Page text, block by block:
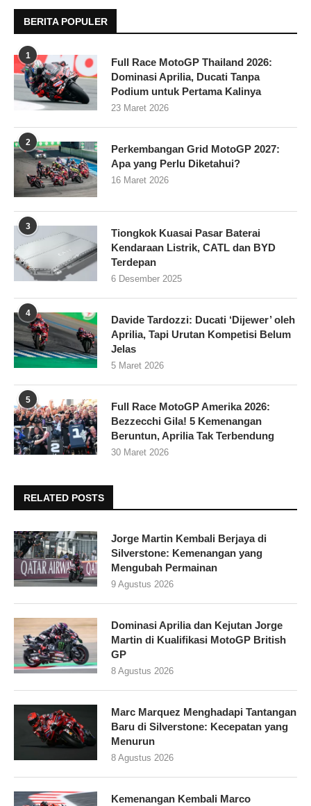
BERITA POPULER
1
Full Race MotoGP Thailand 2026:
Dominasi Aprilia, Ducati Tanpa
Podium untuk Pertama Kalinya
23 Maret 2026
2
Perkembangan Grid MotoGP 2027:
Apa yang Perlu Diketahui?
16 Maret 2026
3
Tiongkok Kuasai Pasar Baterai
Kendaraan Listrik, CATL dan BYD
Terdepan
6 Desember 2025
4
Davide Tardozzi: Ducati ‘Dijewer’ oleh
Aprilia, Tapi Urutan Kompetisi Belum
Jelas
5 Maret 2026
5
Full Race MotoGP Amerika 2026:
Bezzecchi Gila! 5 Kemenangan
Beruntun, Aprilia Tak Terbendung
30 Maret 2026
RELATED POSTS
Jorge Martin Kembali Berjaya di
Silverstone: Kemenangan yang
Mengubah Permainan
9 Agustus 2026
Dominasi Aprilia dan Kejutan Jorge
Martin di Kualifikasi MotoGP British
GP
8 Agustus 2026
Marc Marquez Menghadapi Tantangan
Baru di Silverstone: Kecepatan yang
Menurun
8 Agustus 2026
Kemenangan Kembali Marco